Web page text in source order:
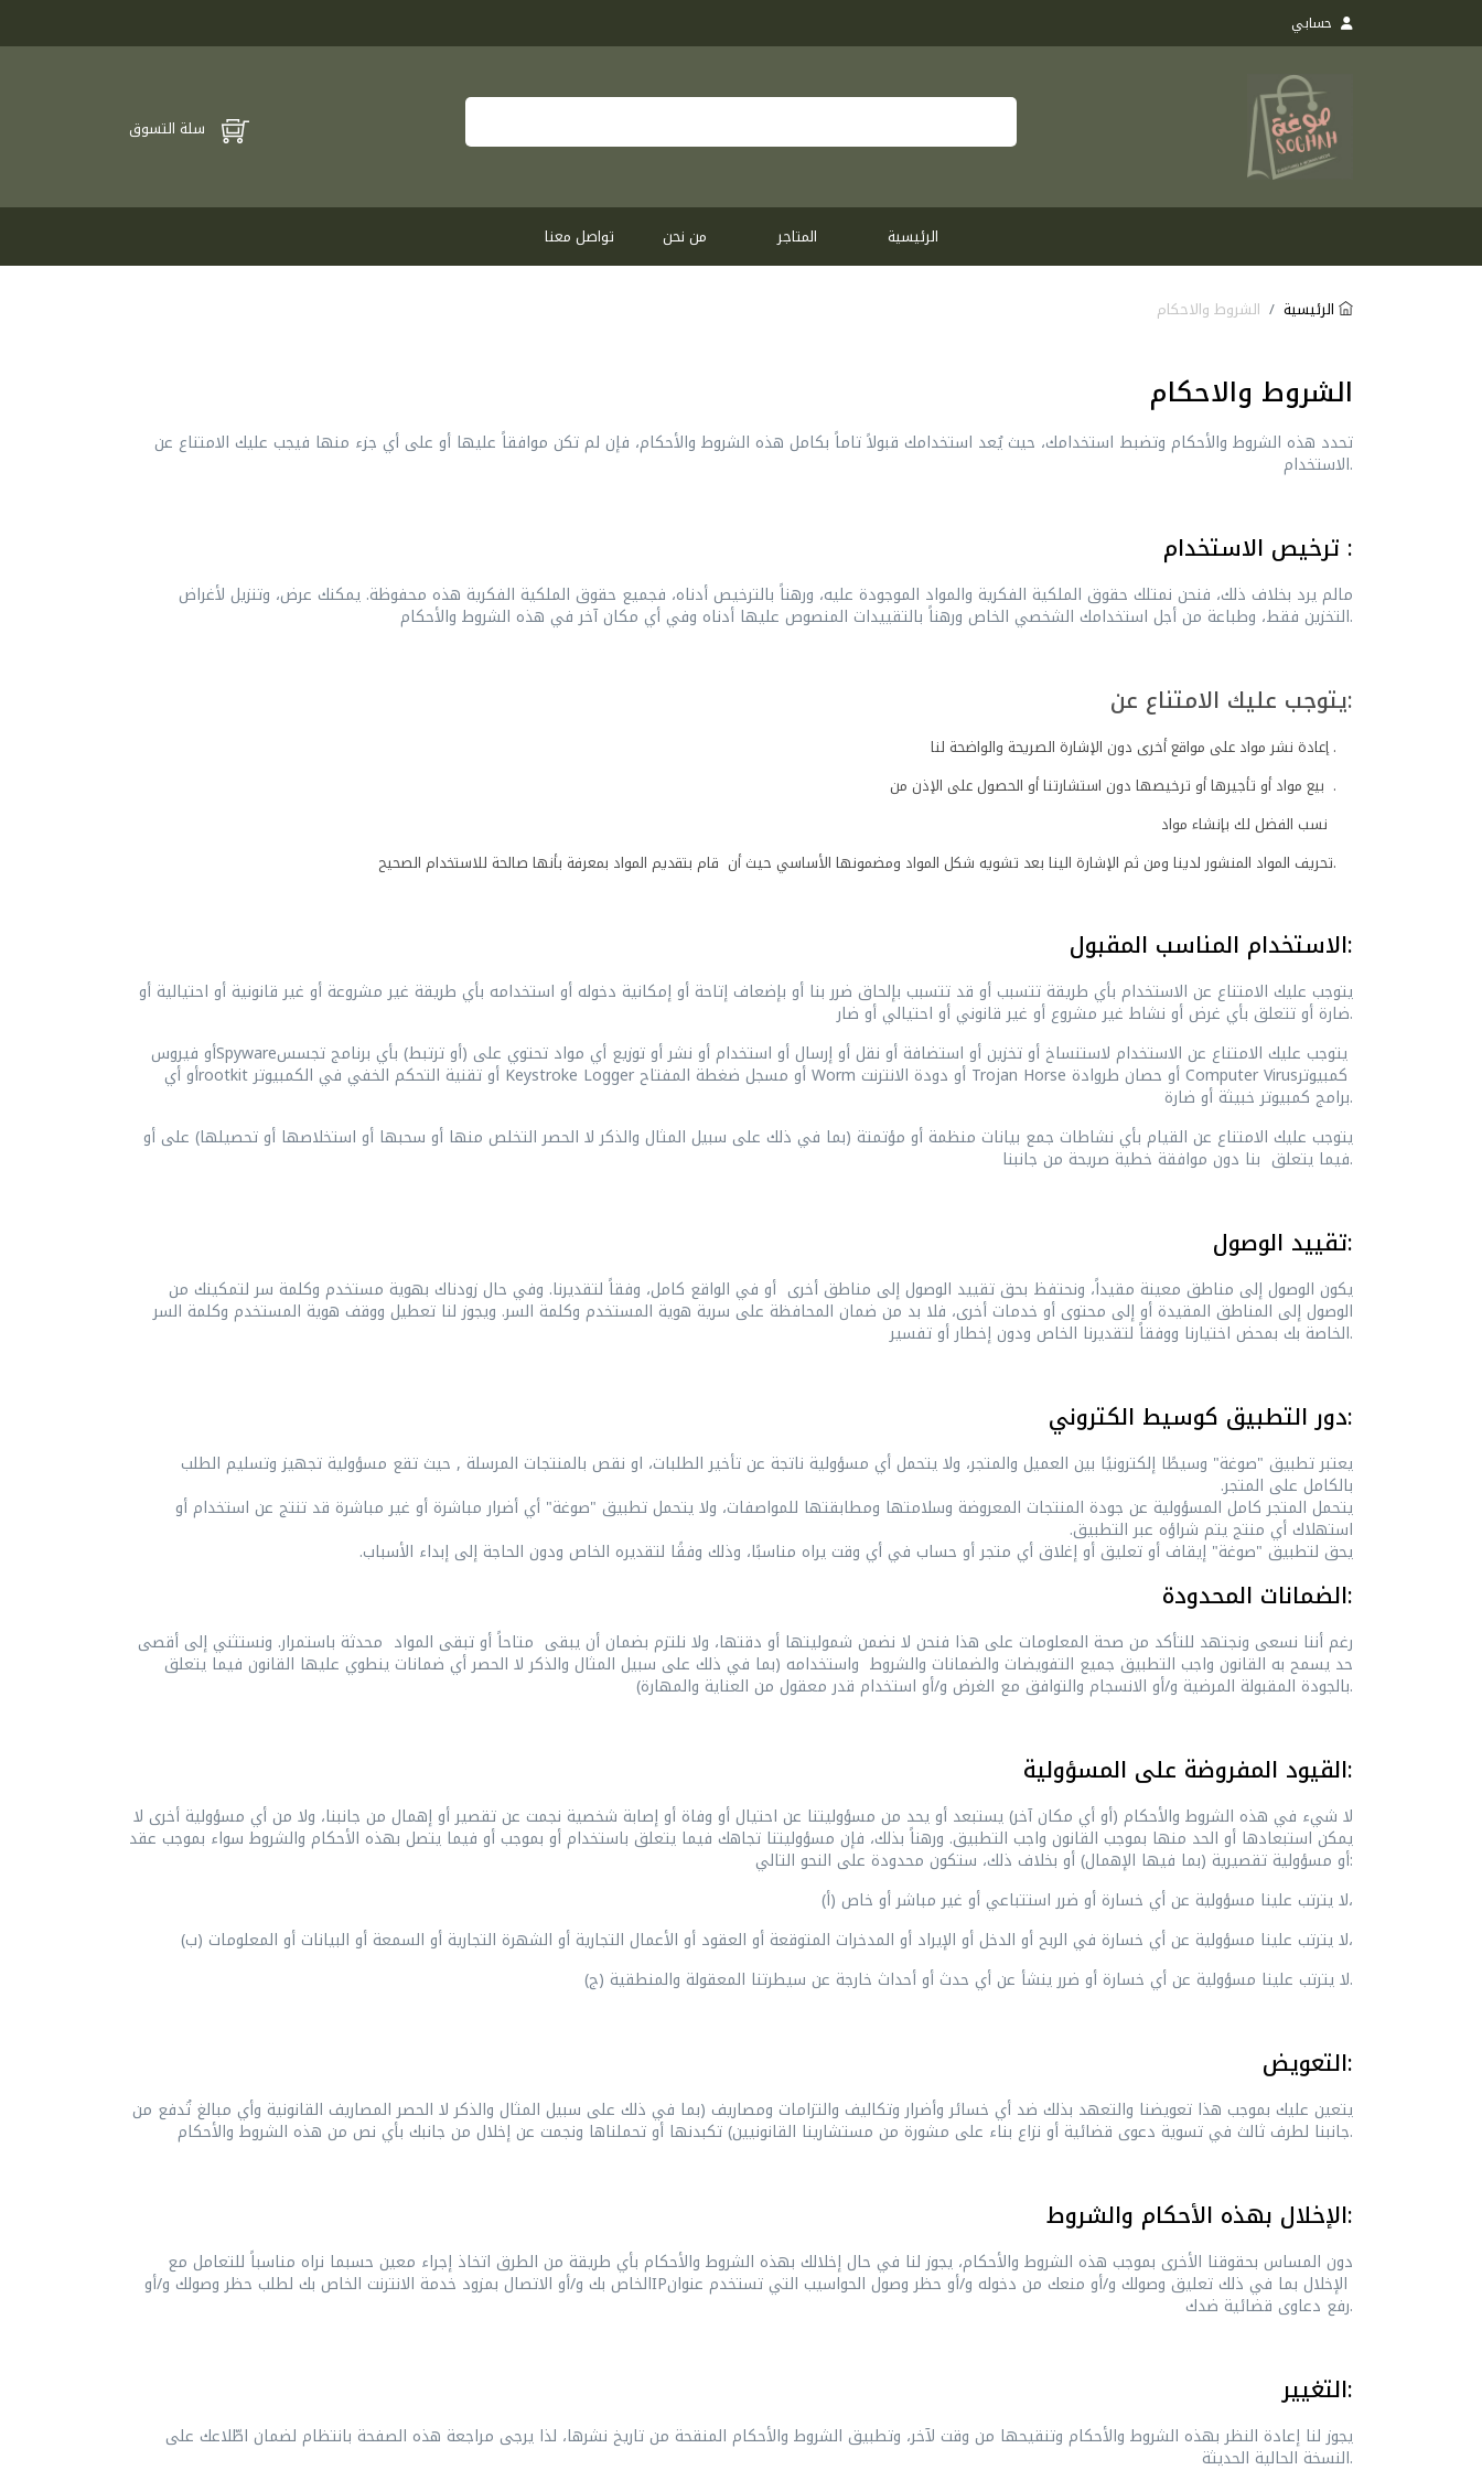
حسابي
سلة التسوق
الرئيسية المتاجر من نحن تواصل معنا
الرئيسية الشروط والاحكام
الشروط والاحكام
تحدد هذه الشروط والأحكام وتضبط استخدامك، حيث يُعد استخدامك قبولاً تاماً بكامل هذه الشروط والأحكام، فإن لم تكن موافقاً عليها أو على أي جزء منها فيجب عليك الامتناع عن
الاستخدام.
ترخيص الاستخدام :
مالم يرد بخلاف ذلك، فنحن نمتلك حقوق الملكية الفكرية والمواد الموجودة عليه، ورهناً بالترخيص أدناه، فجميع حقوق الملكية الفكرية هذه محفوظة. يمكنك عرض، وتنزيل لأغراض
التخزين فقط، وطباعة من أجل استخدامك الشخصي الخاص ورهناً بالتقييدات المنصوص عليها أدناه وفي أي مكان آخر في هذه الشروط والأحكام.
يتوجب عليك الامتناع عن:
إعادة نشر مواد على مواقع أخرى دون الإشارة الصريحة والواضحة لنا .
بيع مواد أو تأجيرها أو ترخيصها دون استشارتنا أو الحصول على الإذن من .
تحريف المواد المنشور لدينا ومن ثم الإشارة الينا بعد تشويه شكل المواد ومضمونها الأساسي حيث أن قام بتقديم المواد بمعرفة بأنها صالحة للاستخدام الصحيح.
الاستخدام المناسب المقبول:
يتوجب عليك الامتناع عن الاستخدام بأي طريقة تتسبب أو قد تتسبب بإلحاق ضرر بنا أو بإضعاف إتاحة أو إمكانية دخوله أو استخدامه بأي طريقة غير مشروعة أو غير قانونية أو احتيالية أو
ضارة أو تتعلق بأي غرض أو نشاط غير مشروع أو غير قانوني أو احتيالي أو ضار.
Spyware
Computer Virus
Trojan Horse
Worm
Keystroke Logger
rootkit
برامج كمبيوتر خبيثة أو ضارة.
يتوجب عليك الامتناع عن القيام بأي نشاطات جمع بيانات منظمة أو مؤتمتة (بما في ذلك على سبيل المثال والذكر لا الحصر التخلص منها أو سحبها أو استخلاصها أو تحصيلها) على أو
فيما يتعلق بنا دون موافقة خطية صريحة من جانبنا.
تقييد الوصول:
يكون الوصول إلى مناطق معينة مقيداً، ونحتفظ بحق تقييد الوصول إلى مناطق أخرى أو في الواقع كامل، وفقاً لتقديرنا. وفي حال زودناك بهوية مستخدم وكلمة سر لتمكينك من
الوصول إلى المناطق المقيدة أو إلى محتوى أو خدمات أخرى، فلا بد من ضمان المحافظة على سرية هوية المستخدم وكلمة السر. ويجوز لنا تعطيل ووقف هوية المستخدم وكلمة السر
الخاصة بك بمحض اختيارنا ووفقاً لتقديرنا الخاص ودون إخطار أو تفسير.
دور التطبيق كوسيط الكتروني:
يعتبر تطبيق "صوغة" وسيطًا إلكترونيًا بين العميل والمتجر، ولا يتحمل أي مسؤولية ناتجة عن تأخير الطلبات، او نقص بالمنتجات المرسلة , حيث تقع مسؤولية تجهيز وتسليم الطلب
بالكامل على المتجر.
يتحمل المتجر كامل المسؤولية عن جودة المنتجات المعروضة وسلامتها ومطابقتها للمواصفات، ولا يتحمل تطبيق "صوغة" أي أضرار مباشرة أو غير مباشرة قد تنتج عن استخدام أو
استهلاك أي منتج يتم شراؤه عبر التطبيق.
يحق لتطبيق "صوغة" إيقاف أو تعليق أو إغلاق أي متجر أو حساب في أي وقت يراه مناسبًا، وذلك وفقًا لتقديره الخاص ودون الحاجة إلى إبداء الأسباب.
الضمانات المحدودة:
رغم أننا نسعى ونجتهد للتأكد من صحة المعلومات على هذا فنحن لا نضمن شموليتها أو دقتها، ولا نلتزم بضمان أن يبقى متاحاً أو تبقى المواد محدثة باستمرار. ونستثني إلى أقصى
حد يسمح به القانون واجب التطبيق جميع التفويضات والضمانات والشروط واستخدامه (بما في ذلك على سبيل المثال والذكر لا الحصر أي ضمانات ينطوي عليها القانون فيما يتعلق
بالجودة المقبولة المرضية و/أو الانسجام والتوافق مع الغرض و/أو استخدام قدر معقول من العناية والمهارة).
القيود المفروضة على المسؤولية:
لا شيء في هذه الشروط والأحكام (أو أي مكان آخر) يستبعد أو يحد من مسؤوليتنا عن احتيال أو وفاة أو إصابة شخصية نجمت عن تقصير أو إهمال من جانبنا، ولا من أي مسؤولية أخرى لا
يمكن استبعادها أو الحد منها بموجب القانون واجب التطبيق. ورهناً بذلك، فإن مسؤوليتنا تجاهك فيما يتعلق باستخدام أو بموجب أو فيما يتصل بهذه الأحكام والشروط سواء بموجب عقد
أو مسؤولية تقصيرية (بما فيها الإهمال) أو بخلاف ذلك، ستكون محدودة على النحو التالي:
(‌أ) لا يترتب علينا مسؤولية عن أي خسارة أو ضرر استتباعي أو غير مباشر أو خاص،
(‌ب) لا يترتب علينا مسؤولية عن أي خسارة في الربح أو الدخل أو الإيراد أو المدخرات المتوقعة أو العقود أو الأعمال التجارية أو الشهرة التجارية أو السمعة أو البيانات أو المعلومات،
(‌ج) لا يترتب علينا مسؤولية عن أي خسارة أو ضرر ينشأ عن أي حدث أو أحداث خارجة عن سيطرتنا المعقولة والمنطقية.
التعويض:
يتعين عليك بموجب هذا تعويضنا والتعهد بذلك ضد أي خسائر وأضرار وتكاليف والتزامات ومصاريف (بما في ذلك على سبيل المثال والذكر لا الحصر المصاريف القانونية وأي مبالغ تُدفع من
جانبنا لطرف ثالث في تسوية دعوى قضائية أو نزاع بناء على مشورة من مستشارينا القانونيين) تكبدنها أو تحملناها ونجمت عن إخلال من جانبك بأي نص من هذه الشروط والأحكام.
الإخلال بهذه الأحكام والشروط:
دون المساس بحقوقنا الأخرى بموجب هذه الشروط والأحكام، يجوز لنا في حال إخلالك بهذه الشروط والأحكام بأي طريقة من الطرق اتخاذ إجراء معين حسبما نراه مناسباً للتعامل مع
IP
رفع دعاوى قضائية ضدك.
التغيير:
يجوز لنا إعادة النظر بهذه الشروط والأحكام وتنقيحها من وقت لآخر، وتطبيق الشروط والأحكام المنقحة من تاريخ نشرها، لذا يرجى مراجعة هذه الصفحة بانتظام لضمان اطّلاعك على
النسخة الحالية الحديثة.